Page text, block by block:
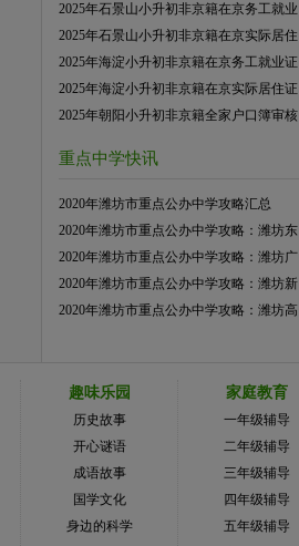
2025年石景山小升初非京籍在京务工就业
2025年石景山小升初非京籍在京实际居住
2025年海淀小升初非京籍在京务工就业证
2025年海淀小升初非京籍在京实际居住证
2025年朝阳小升初非京籍全家户口簿审核
重点中学快讯
2020年潍坊市重点公办中学攻略汇总
2020年潍坊市重点公办中学攻略：潍坊东
2020年潍坊市重点公办中学攻略：潍坊广
2020年潍坊市重点公办中学攻略：潍坊新
2020年潍坊市重点公办中学攻略：潍坊高
趣味乐园
历史故事
开心谜语
成语故事
国学文化
身边的科学
家庭教育
一年级辅导
二年级辅导
三年级辅导
四年级辅导
五年级辅导